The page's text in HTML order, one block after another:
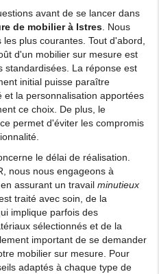
avant de se lancer dans
de mobilier à Istres . Nous
plus courantes. Tout d'abord,
d'un mobilier sur mesure est
standardisées. La réponse est
initial puisse paraître
et la personnalisation apportées
ce choix. De plus, le
permet d'éviter les compromis
le délai de réalisation.
nous nous engageons à
assurant un travail minutieux
traité avec soin, de la
implique parfois des
sélectionnés et de la
important de se demander
mobilier sur mesure. Pour
adaptés à chaque type de